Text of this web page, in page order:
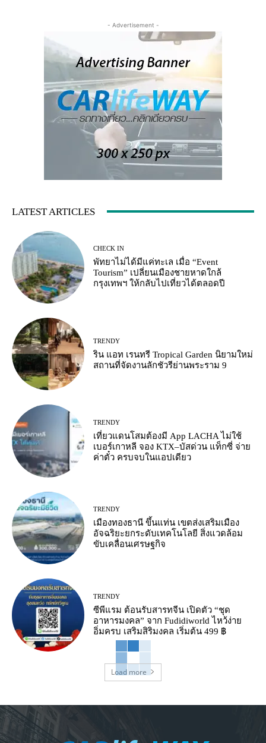
- Advertisement -
LATEST ARTICLES
CHECK IN
พัทยาไม่ได้มีแค่ทะเล เมื่อ “Event
Tourism” เปลี่ยนเมืองชายหาดใกล้
กรุงเทพฯ ให้กลับไปเที่ยวได้ตลอดปี
TRENDY
ริน แอท เรนทรี Tropical Garden นิยามใหม่
สถานที่จัดงานลักชัวรีย่านพระราม 9
TRENDY
เที่ยวแดนโสมต้องมี App LACHA ไม่ใช้
เบอร์เกาหลี จอง KTX–บัสด่วน แท็กซี่ จ่าย
ค่าตั๋ว ครบจบในแอปเดียว
TRENDY
เมืองทองธานี ขึ้นแท่น เขตส่งเสริมเมือง
อัจฉริยะยกระดับเทคโนโลยี สิ่งแวดล้อม
ขับเคลื่อนเศรษฐกิจ
TRENDY
ซีพีแรม ต้อนรับสารทจีน เปิดตัว “ชุด
อาหารมงคล” จาก Fudidiworld ไหว้ง่าย
อิ่มครบ เสริมสิริมงคล เริ่มต้น 499 ฿
Load more